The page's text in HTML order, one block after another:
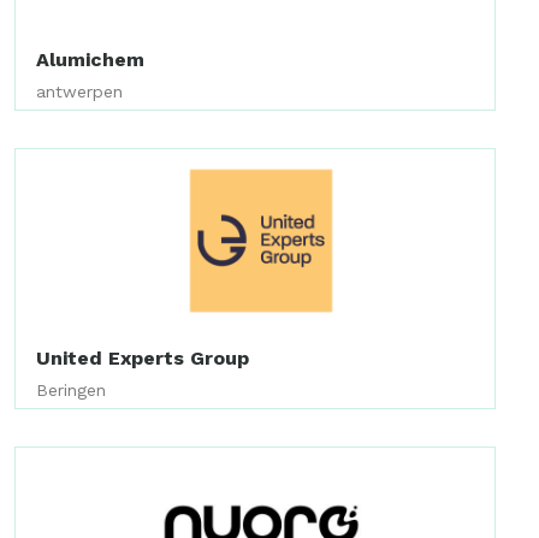
Alumichem
antwerpen
United Experts Group
Beringen